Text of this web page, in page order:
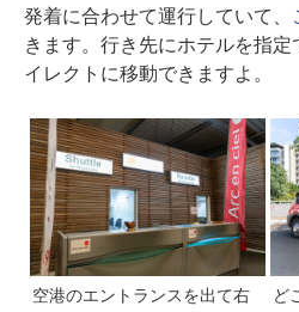
発着に合わせて運行していて、
きます。行き先にホテルを指
イレクトに移動できますよ。
空港のエントランスを出て右
ど